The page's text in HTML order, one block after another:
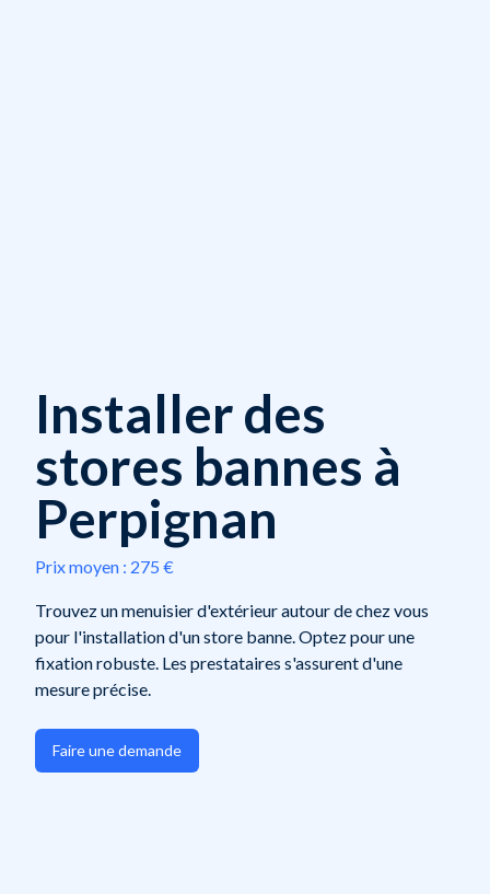
Installer des
stores bannes à
Perpignan
Prix moyen : 275 €
Trouvez un menuisier d'extérieur autour de chez vous
pour l'installation d'un store banne. Optez pour une
fixation robuste. Les prestataires s'assurent d'une
mesure précise.
Faire une demande